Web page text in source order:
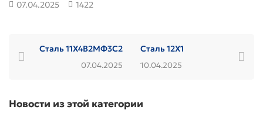
07.04.2025 1422
Сталь 11Х4В2МФ3С2
07.04.2025
Сталь 12Х1
10.04.2025
Новости из этой категории